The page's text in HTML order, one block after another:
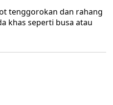
tenggorokan dan rahang
khas seperti busa atau